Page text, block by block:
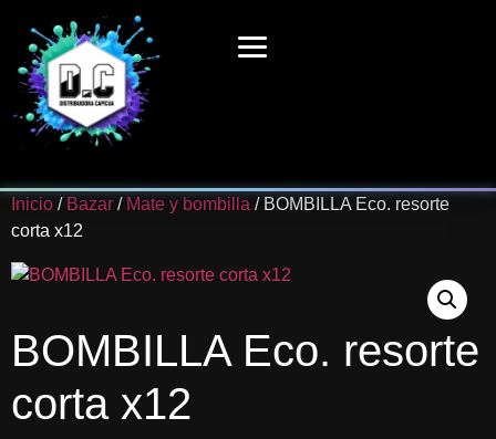
Inicio / Bazar / Mate y bombilla / BOMBILLA Eco. resorte
corta x12
BOMBILLA Eco. resorte
corta x12